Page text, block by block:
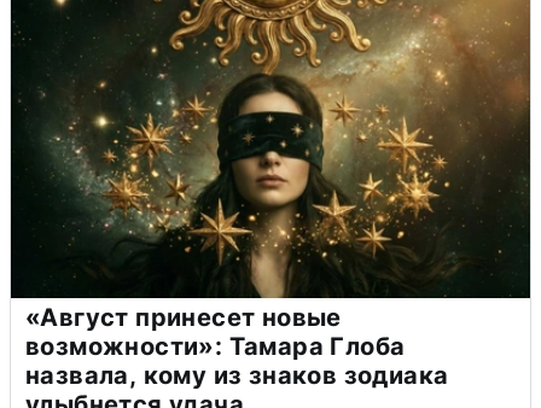
«Август принесет новые
возможности»: Тамара Глоба
назвала, кому из знаков зодиака